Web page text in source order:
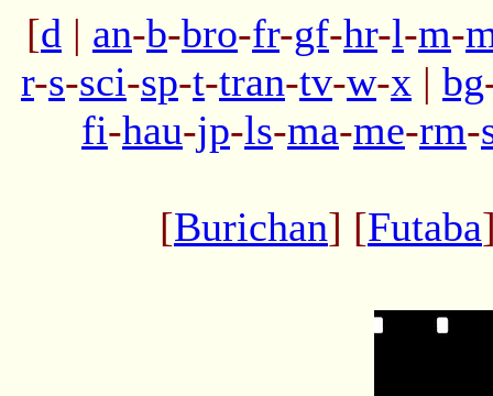
[d | an-b-bro-fr-gf-hr-l-m-
r-s-sci-sp-t-tran-tv-w-x | bg
fi-hau-jp-ls-ma-me-rm-
[Burichan] [Futaba